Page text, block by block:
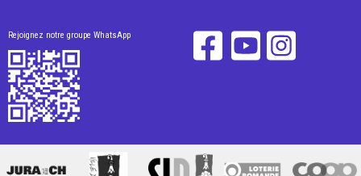
Rejoignez notre groupe WhatsApp